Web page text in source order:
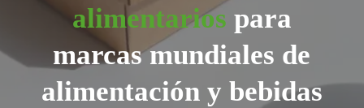
alimentarios para
marcas mundiales de
alimentación y bebidas